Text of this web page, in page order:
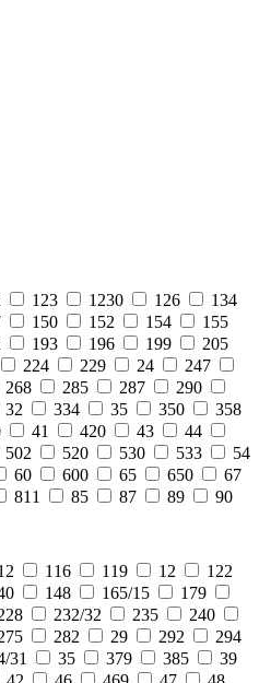
123 1230 126
134
150 152 154
155
193 196 199
205
224 229 24
247
268 285 287
290
32 334 35 350
358
41 420 43
44
502 520 530 533
54
60 600 65 650
67
811 85 87 89
90
116 119 12
122
148 165/15
179
232/32 235
240
282 29 292
294
31 35 379 385
39